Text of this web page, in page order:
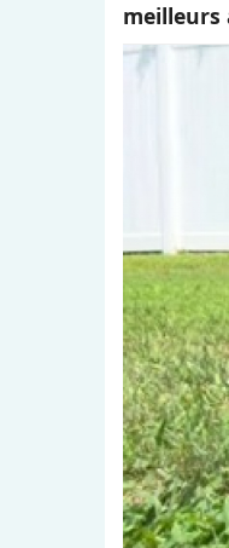
meilleurs